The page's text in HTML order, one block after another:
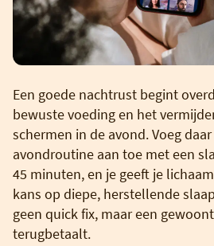
Een goede nachtrust begint
bewuste voeding en het
schermen in de avond. Voeg
avondroutine aan toe met een
45 minuten, en je geeft je
kans op diepe, herstellende
geen quick fix, maar een
terugbetaalt.